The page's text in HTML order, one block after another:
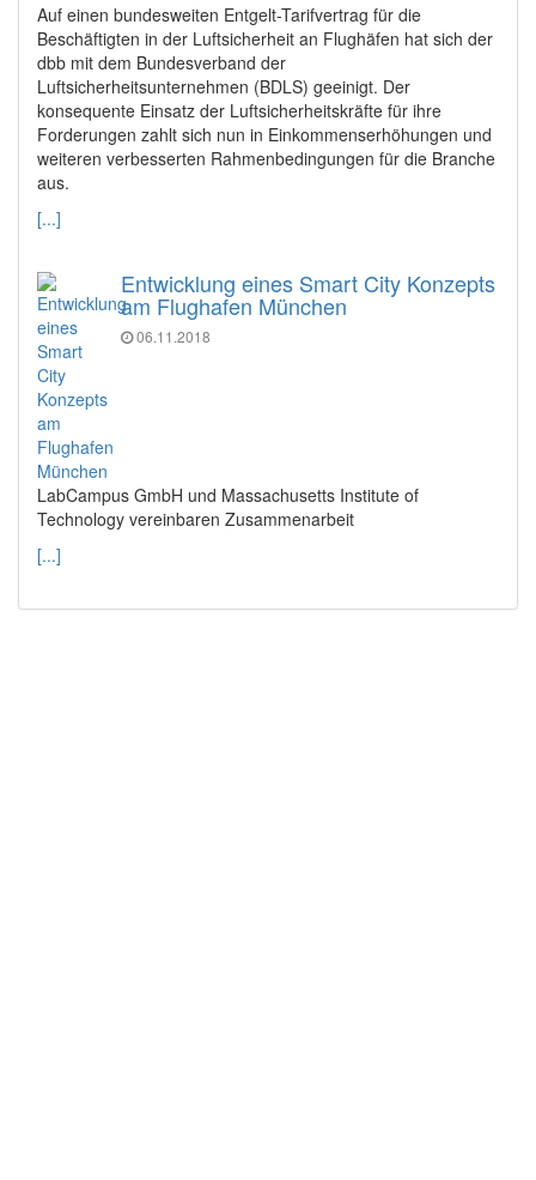
Auf einen bundesweiten Entgelt-Tarifvertrag für die
Beschäftigten in der Luftsicherheit an Flughäfen hat sich der
dbb mit dem Bundesverband der
Luftsicherheitsunternehmen (BDLS) geeinigt. Der
konsequente Einsatz der Luftsicherheitskräfte für ihre
Forderungen zahlt sich nun in Einkommenserhöhungen und
weiteren verbesserten Rahmenbedingungen für die Branche
aus.
[...]
Entwicklung eines Smart City Konzepts
am Flughafen München
06.11.2018
LabCampus GmbH und Massachusetts Institute of
Technology vereinbaren Zusammenarbeit
[...]